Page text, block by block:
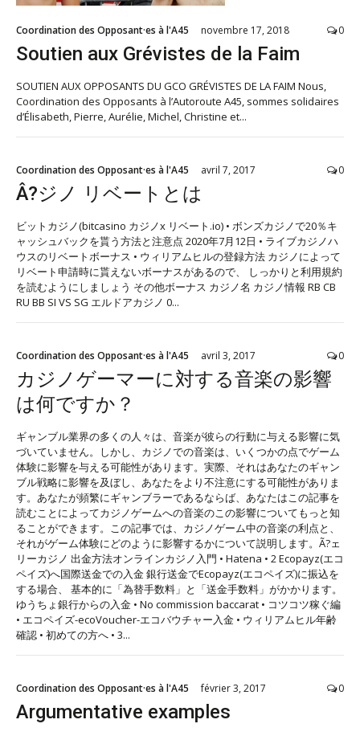
Coordination des Opposant·es à l'A45 novembre 17, 2018 0
Soutien aux Grévistes de la Faim
SOUTIEN AUX OPPOSANTS DU GCO GRÉVISTES DE LA FAIM Nous,
Coordination des Opposants à l’Autoroute A45, sommes solidaires
d’Élisabeth, Pierre, Aurélie, Michel, Christine et...
Coordination des Opposant·es à l'A45 avril 7, 2017 0
Â?ジノ リベートとは
ビットカジノ(bitcasino カジノx リベート.io) • ボンズカジノで20％キ
ャッシュバックを貰う方法と注意点 2020年7月12日 • ライブカジノハ
ウスのリベートボーナス • ウィリアムヒルの登録方法 カジノによって
リベート申請時に貰えないボーナスがあるので、 しっかりと利用規約
を読むようにしましょう その他ボーナス カジノ名 カジノ情報 RB CB
RU BB SI VS SG エルドアカジノ 0...
Coordination des Opposant·es à l'A45 avril 3, 2017 0
カジノゲーマーに対する音楽の影響
は何ですか？
ギャンブル業界の多くの人々は、音楽が彼らの行動に与える影響に気
づいていません。しかし、カジノでの音楽は、いくつかの点でゲーム
体験に影響を与える可能性があります。実際、それはあなたのギャン
ブル戦略に影響を及ぼし、あなたをより不注意にする可能性がありま
す。あなたが頻繁にギャンブラーであるならば、あなたはこの記事を
読むことによってカジノゲームへの音楽のこの影響についてもっと知
ることができます。この記事では、カジノゲーム中の音楽の利点と、
それがゲーム体験にどのように影響するかについて説明します。Ã?ェ
リーカジノ 出金方法オンラインカジノ入門 • Hatena • 2 Ecopayz(エコ
ペイズ)へ国際送金での入金 銀行送金でEcopayz(エコペイズ)に振込を
する場合、 基本的に「為替手数料」と「送金手数料」がかかります。
ゆうちょ銀行からの入金 • No commission baccarat • コツコツ稼ぐ編
• エコペイズ-ecoVoucher-エコバウチャー入金 • ウィリアムヒル年齢
確認 • 初めての方へ • 3...
Coordination des Opposant·es à l'A45 février 3, 2017 0
Argumentative examples